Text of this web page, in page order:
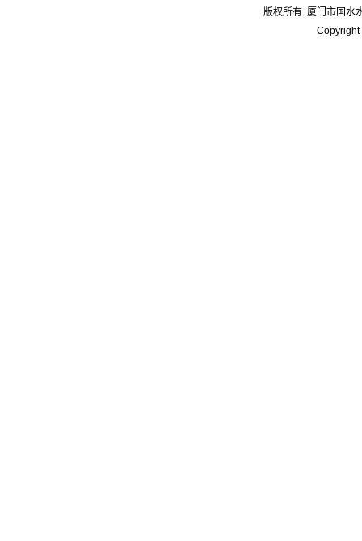
版权所有 厦门市国水
Copyright